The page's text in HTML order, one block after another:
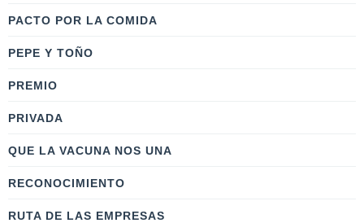
PACTO POR LA COMIDA
PEPE Y TOÑO
PREMIO
PRIVADA
QUE LA VACUNA NOS UNA
RECONOCIMIENTO
RUTA DE LAS EMPRESAS